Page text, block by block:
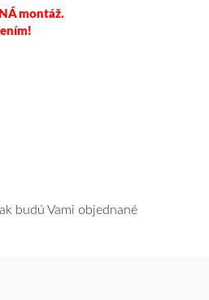
montáž.
budú Vami objednané